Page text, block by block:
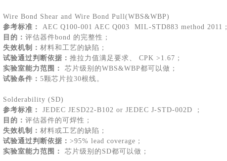
Wire Bond Shear and Wire Bond Pull(WBS&WBP)
参考标准：
AEC Q100-001 AEC Q003 MIL-STD883 method 2011；
目的： 评估器件bond 的完整性；
失效机制： 材料和工艺的缺陷；
试验通过判断依据： 推拉力值满足要求、 CPK >1.67；
实验室能力范围： 芯片级别的WBS&WBP都可以做；
试验条件： 5颗芯片拉30根线。
Solderability (SD)
参考标准：
JEDEC JESD22-B102 or JEDEC J-STD-002D ；
目的： 评估器件的可焊性；
失效机制： 材料或工艺的缺陷；
试验通过判断依据： >95% lead coverage；
实验室能力范围：
芯片级别的SD都可以做；